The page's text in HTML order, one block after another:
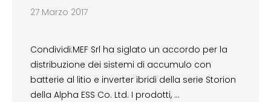
27 Marzo 2017
Condividi:MEF Srl ha siglato un accordo per la
distribuzione dei sistemi di accumulo con
batterie al litio e inverter ibridi della serie Storion
della Alpha ESS Co. Ltd. I prodotti, …